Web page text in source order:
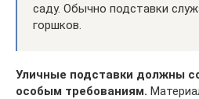
саду. Обычно подставки
горшков.
Уличные подставки должны
особым требованиям.